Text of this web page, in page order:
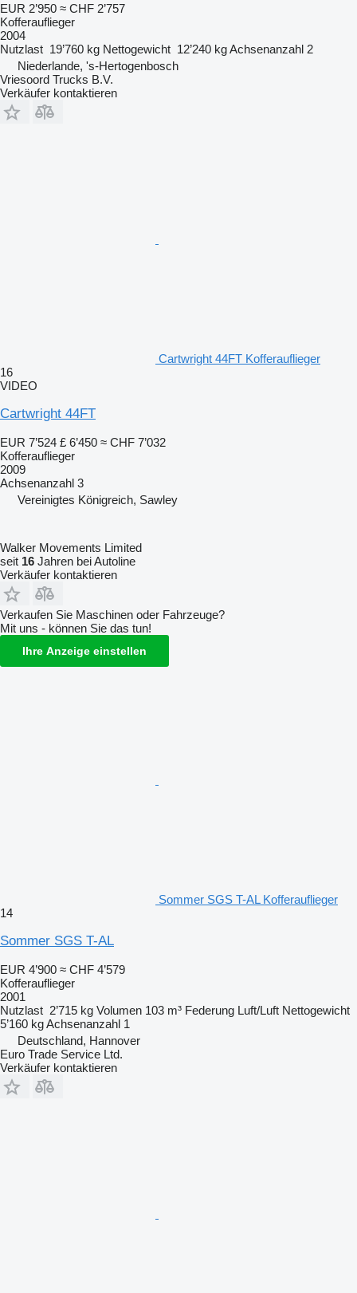
EUR 2’950 ≈ CHF 2’757
Kofferauflieger
2004
Nutzlast 19’760 kg Nettogewicht 12’240 kgAchsenanzahl 2
Niederlande, 's-Hertogenbosch
Vriesoord Trucks B.V.
Verkäufer kontaktieren
Cartwright 44FT Kofferauflieger
16
VIDEO
Cartwright 44FT
EUR 7’524 £ 6’450 ≈ CHF 7’032
Kofferauflieger
2009
Achsenanzahl 3
Vereinigtes Königreich, Sawley
Walker Movements Limited
seit 16 Jahren bei Autoline
Verkäufer kontaktieren
Verkaufen Sie Maschinen oder Fahrzeuge?
Mit uns - können Sie das tun!
Ihre Anzeige einstellen
Sommer SGS T-AL Kofferauflieger
14
Sommer SGS T-AL
EUR 4’900 ≈ CHF 4’579
Kofferauflieger
2001
Nutzlast 2’715 kg Volumen 103 m³ Federung Luft/Luft Nettogewicht
5’160 kgAchsenanzahl 1
Deutschland, Hannover
Euro Trade Service Ltd.
Verkäufer kontaktieren